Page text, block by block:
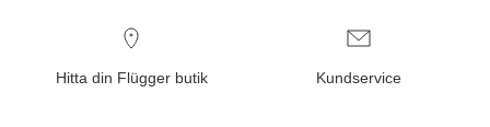
Hitta din Flügger butik Kundservice